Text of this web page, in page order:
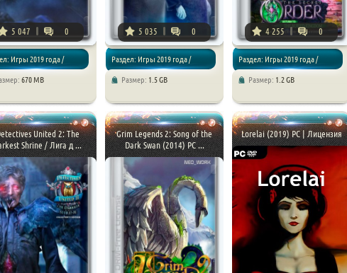
5 047 0
Игры 2019 года /
670 MB
5 035 0
Раздел: Игры 2019 года /
Размер: 1.5 GB
4 255 0
Раздел: Игры 2019 года /
Размер: 1.2 GB
United 2: The
Shrine / Лига д ...
Grim Legends 2: Song of the
Dark Swan (2014) PC ...
Lorelai (2019) PC | Лицензия